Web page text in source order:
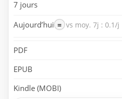
7 jours
Aujourd’hui = vs moy. 7j : 0.1/j
PDF
EPUB
Kindle (MOBI)